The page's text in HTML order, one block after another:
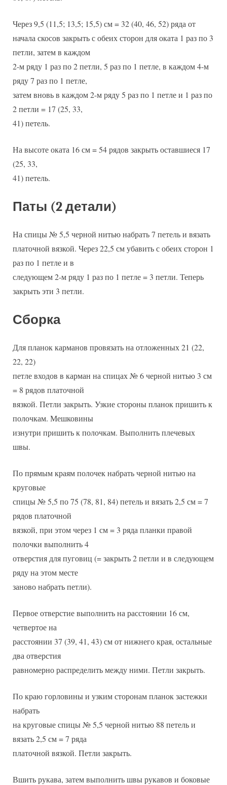
Через 9,5 (11,5; 13,5; 15,5) см = 32 (40, 46, 52) ряда от
начала скосов закрыть с обеих сторон для оката 1 раз по 3
петли, затем в каждом
2-м ряду 1 раз по 2 петли, 5 раз по 1 петле, в каждом 4-м
ряду 7 раз по 1 петле,
затем вновь в каждом 2-м ряду 5 раз по 1 петле и 1 раз по
2 петли = 17 (25, 33,
41) петель.
На высоте оката 16 см = 54 рядов закрыть оставшиеся 17
(25, 33,
41) петель.
Паты (2 детали)
На спицы № 5,5 черной нитью набрать 7 петель и вязать
платочной вязкой. Через 22,5 см убавить с обеих сторон 1
раз по 1 петле и в
следующем 2-м ряду 1 раз по 1 петле = 3 петли. Теперь
закрыть эти 3 петли.
Сборка
Для планок карманов провязать на отложенных 21 (22,
22, 22)
петле входов в карман на спицах № 6 черной нитью 3 см
= 8 рядов платочной
вязкой. Петли закрыть. Узкие стороны планок пришить к
полочкам. Мешковины
изнутри пришить к полочкам. Выполнить плечевых
швы.
По прямым краям полочек набрать черной нитью на
круговые
спицы № 5,5 по 75 (78, 81, 84) петель и вязать 2,5 см = 7
рядов платочной
вязкой, при этом через 1 см = 3 ряда планки правой
полочки выполнить 4
отверстия для пуговиц (= закрыть 2 петли и в следующем
ряду на этом месте
заново набрать петли).
Первое отверстие выполнить на расстоянии 16 см,
четвертое на
расстоянии 37 (39, 41, 43) см от нижнего края, остальные
два отверстия
равномерно распределить между ними. Петли закрыть.
По краю горловины и узким сторонам планок застежки
набрать
на круговые спицы № 5,5 черной нитью 88 петель и
вязать 2,5 см = 7 ряда
платочной вязкой. Петли закрыть.
Вшить рукава, затем выполнить швы рукавов и боковые